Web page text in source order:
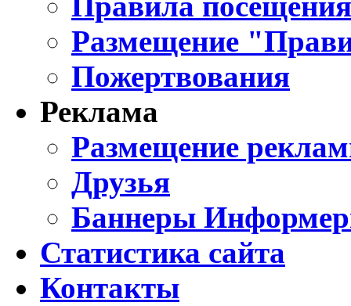
Размещение
Пожертвования
Реклама
Размещение
Друзья
Баннеры
Статистика сайта
Контакты